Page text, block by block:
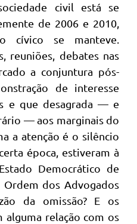
civil está se
de 2006 e 2010,
cívico se manteve.
reuniões, debates nas
a conjuntura pós-
de interesse
e que desagrada — e
— aos marginais do
a atenção é o silêncio
época, estiveram à
Democrático de
dos Advogados
da omissão? E os
alguma relação com os